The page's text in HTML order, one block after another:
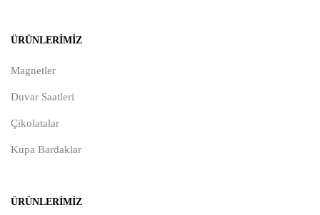
ÜRÜNLERIMIZ
Magnetler
Duvar Saatleri
Çikolatalar
Kupa Bardaklar
ÜRÜNLERIMIZ